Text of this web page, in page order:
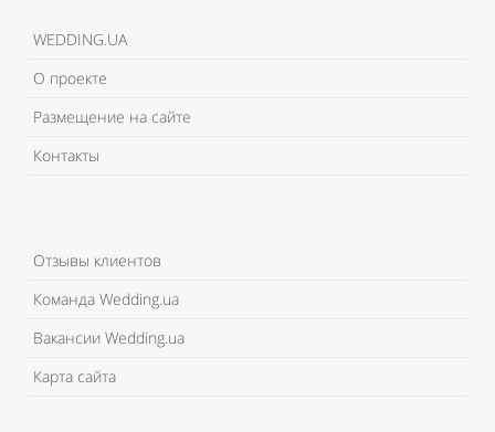
WEDDING.UA
О проекте
Размещение на сайте
Контакты
Отзывы клиентов
Команда Wedding.ua
Вакансии Wedding.ua
Карта сайта